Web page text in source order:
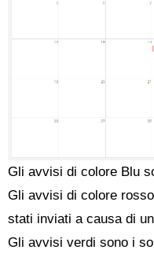
Gli avvisi di colore Blu
Gli avvisi di colore
stati inviati a causa di
Gli avvisi verdi sono i